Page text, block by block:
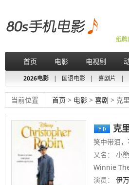
纸
首页 电影 电视剧
2026电影 | 国语电影 | 喜剧片 |
当前位置 首页 > 电影 > 喜剧 > 克
克
笑中带泪
又名：
小
Winnie
演员：
伊